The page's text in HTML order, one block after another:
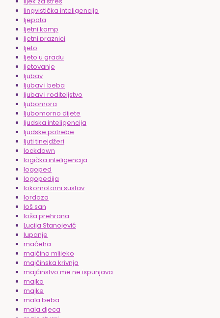
lingvistička inteligencija
ljepota
ljetni kamp
ljetni praznici
ljeto
ljeto u gradu
ljetovanje
ljubav
ljubav i beba
ljubav i roditeljstvo
ljubomora
ljubomorno dijete
ljudska inteligencija
ljudske potrebe
ljuti tinejdžeri
lockdown
logička inteligencija
logoped
logopedija
lokomotorni sustav
lordoza
loš san
loša prehrana
Lucija Stanojević
lupanje
maćeha
majčino mlijeko
majčinska krivnja
majčinstvo me ne ispunjava
majka
majke
mala beba
mala djeca